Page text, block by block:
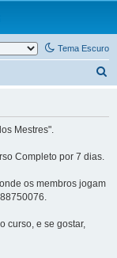
Tema Escuro
Mestres".
Completo por 7 dias.
os membros jogam
curso, e se gostar,